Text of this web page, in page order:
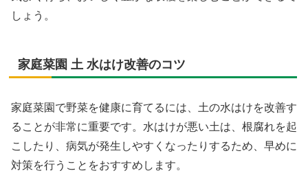
しょう。
家庭菜園 土 水はけ改善のコツ
家庭菜園で野菜を健康に育てるには、土の水はけを改善す
ることが非常に重要です。水はけが悪い土は、根腐れを起
こしたり、病気が発生しやすくなったりするため、早めに
対策を行うことをおすすめします。